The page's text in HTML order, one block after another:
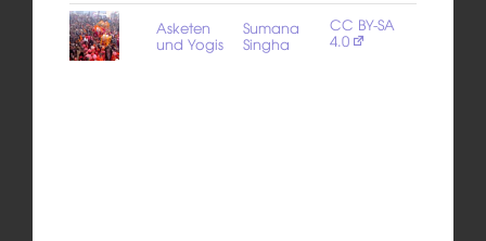
Asketen
und Yogis
Sumana
Singha
CC BY-SA
4.0